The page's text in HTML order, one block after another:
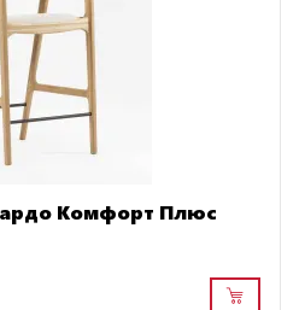
Комфорт Плюс